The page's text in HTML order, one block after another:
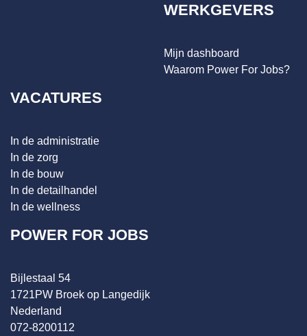
WERKGEVERS
Mijn dashboard
Waarom Power For Jobs?
VACATURES
In de administratie
In de zorg
In de bouw
In de detailhandel
In de wellness
POWER FOR JOBS
Bijlestaal 54
1721PW Broek op Langedijk
Nederland
072-8200112